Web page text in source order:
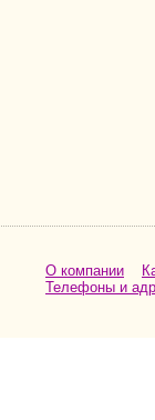
О компании
Телефоны и